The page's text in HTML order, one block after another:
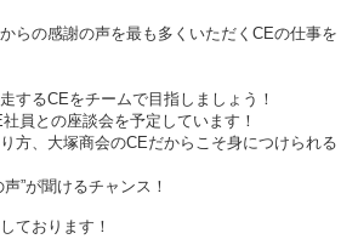
らの感謝の声を最も多くいただくCEの仕事を
するCEをチームで目指しましょう！
員との座談会を予定しています！
方、大塚商会のCEだからこそ身につけられる
”が聞けるチャンス！
ております！